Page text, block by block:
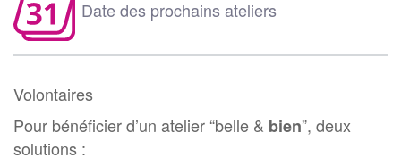
Date des prochains ateliers
Volontaires
Pour bénéficier d’un atelier “belle & bien”, deux
solutions :